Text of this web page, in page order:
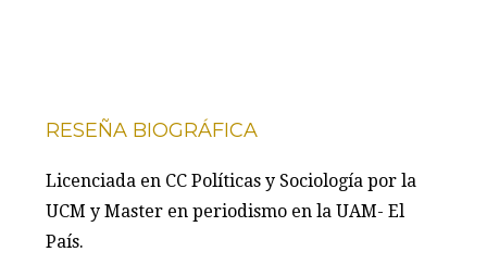
RESEÑA BIOGRÁFICA
Licenciada en CC Políticas y Sociología por la
UCM y Master en periodismo en la UAM- El
País.